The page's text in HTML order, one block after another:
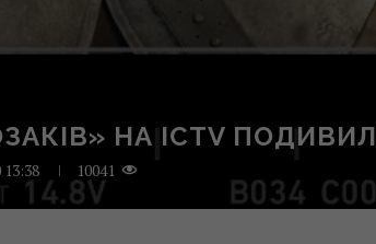
НА ICTV
13:38 10041